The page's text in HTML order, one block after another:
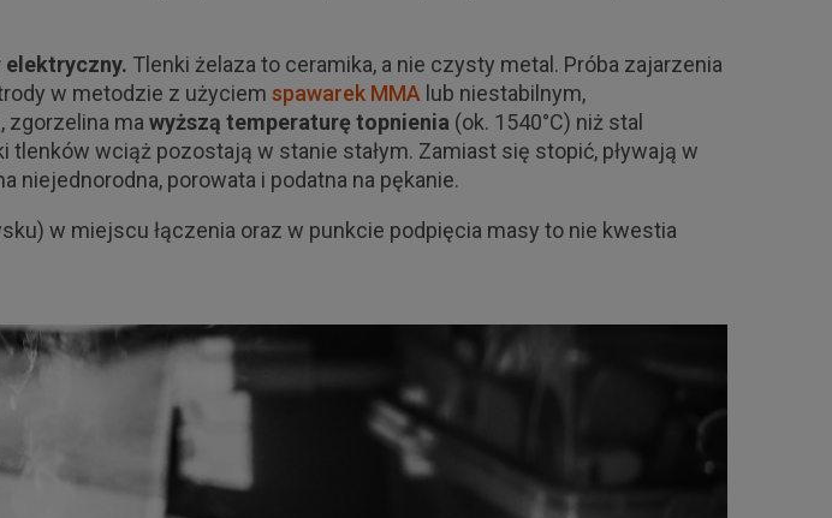
Tlenki żelaza to ceramika, a nie czysty metal. Próba zajarzenia
w metodzie z użyciem spawarek MMA lub niestabilnym,
zgorzelina ma wyższą temperaturę topnienia (ok. 1540°C) niż stal
tlenków wciąż pozostają w stanie stałym. Zamiast się stopić, pływają w
niejednorodna, porowata i podatna na pękanie.
w miejscu łączenia oraz w punkcie podpięcia masy to nie kwestia